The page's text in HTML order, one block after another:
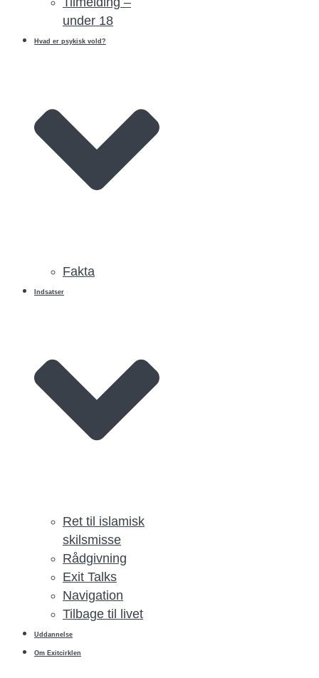
under 18
Hvad er psykisk vold?
Fakta
Indsatser
Ret til islamisk
skilsmisse
Rådgivning
Exit Talks
Navigation
Tilbage til livet
Uddannelse
Om Exitcirklen